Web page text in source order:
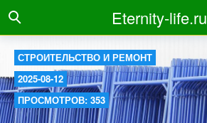
Eternity-life.ru
СТРОИТЕЛЬСТВО И РЕМОНТ
2025-08-12
ПРОСМОТРОВ: 353